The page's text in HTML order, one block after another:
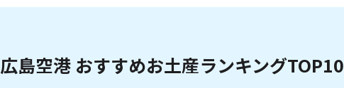
広島空港 おすすめお土産ランキングTOP10